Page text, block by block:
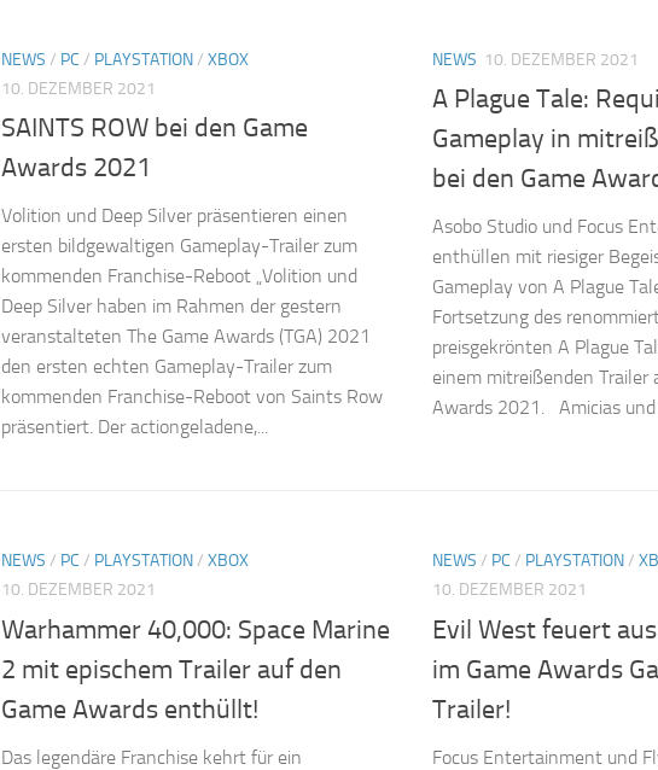
NEWS / PC / PLAYSTATION/ XBOX
10. DEZEMBER 2021
SAINTS ROW bei den Game
Awards 2021
Volition und Deep Silver präsentieren einen
ersten bildgewaltigen Gameplay-Trailer zum
kommenden Franchise-Reboot „Volition und
Deep Silver haben im Rahmen der gestern
veranstalteten The Game Awards (TGA) 2021
den ersten echten Gameplay-Trailer zum
kommenden Franchise-Reboot von Saints Row
präsentiert. Der actiongeladene,...
NEWS 10. DEZEMBER 2021
A Plague Tale:
Gameplay in
bei den Game
Asobo Studio und Focus
enthüllen mit riesiger
Gameplay von A Plague
Fortsetzung des
preisgekrönten A Plague
einem mitreißenden Trailer
Awards 2021. Amicias und
NEWS / PC / PLAYSTATION/ XBOX
10. DEZEMBER 2021
Warhammer 40,000: Space Marine
2 mit epischem Trailer auf den
Game Awards enthüllt!
Das legendäre Franchise kehrt für ein
NEWS / PC / PLAYSTATION/
10. DEZEMBER 2021
Evil West feuert
im Game Awards
Trailer!
Focus Entertainment und